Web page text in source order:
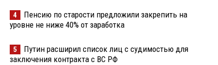
4
Пенсию по старости предложили закрепить на
уровне не ниже 40% от заработка
5
Путин расширил список лиц с судимостью для
заключения контракта с ВС РФ